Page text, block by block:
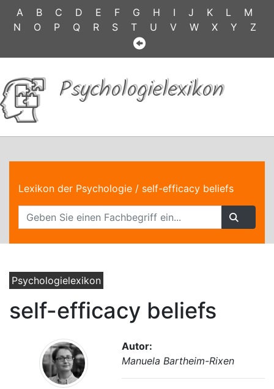
A B C D E F G H I J K L
M
N
O P Q R S T U V W X Y Z
Psychologielexikon
Lexikon der Psychologie / self-efficacy beliefs
Psychologielexikon
self-efficacy beliefs
Autor:
Manuela Bartheim-Rixen